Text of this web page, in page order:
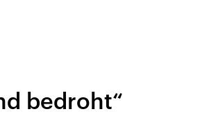
Faktenchecks
bedroht“